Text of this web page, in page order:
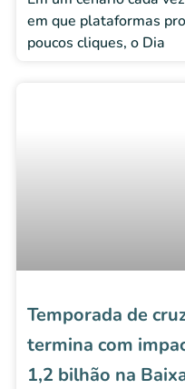
em que plataformas
poucos cliques, o Dia
Temporada de
termina com
1,2 bilhão na